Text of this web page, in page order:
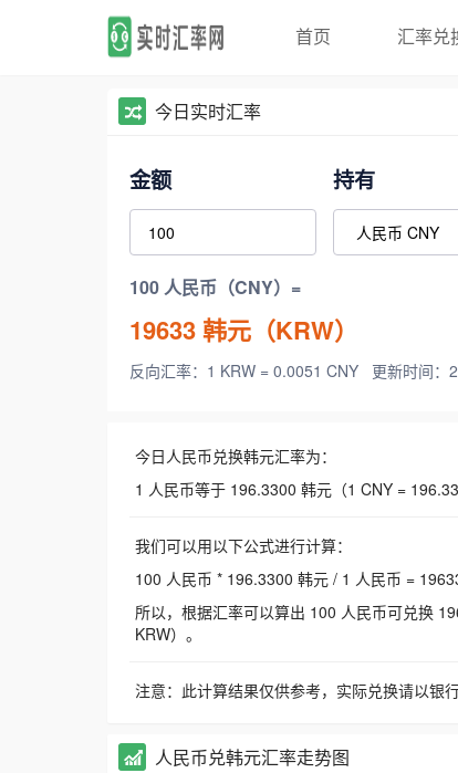
首页 汇率兑
今日实时汇率
金额 持有
100 人民币（CNY）=
19633韩元（KRW）
反向汇率：1 KRW = 0.0051 CNY 更新时间：
今日人民币兑换韩元汇率为：
1 人民币等于 196.3300 韩元（1 CNY =
我们可以用以下公式进行计算：
100 人民币 * 196.3300 韩元 / 1 人民币 =
所以，根据汇率可以算出 100 人民币可兑换
KRW）。
注意：此计算结果仅供参考，实际兑换请以银
人民币兑韩元汇率走势图